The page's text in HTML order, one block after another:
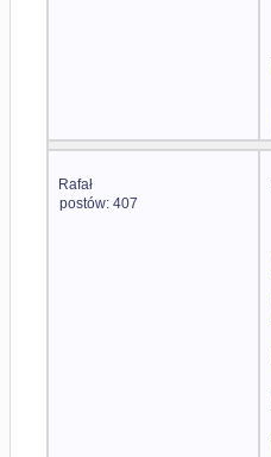
Rafał
postów: 407